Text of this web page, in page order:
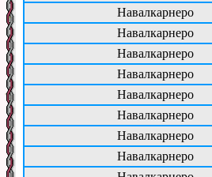
Навалкарнеро
Навалкарнеро
Навалкарнеро
Навалкарнеро
Навалкарнеро
Навалкарнеро
Навалкарнеро
Навалкарнеро